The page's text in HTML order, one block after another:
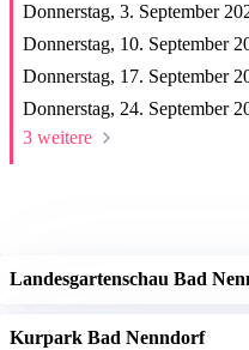
Donnerstag, 3. September
Donnerstag, 10. September
Donnerstag, 17. September
Donnerstag, 24. September
3 weitere
Landesgartenschau Bad
Kurpark Bad Nenndorf